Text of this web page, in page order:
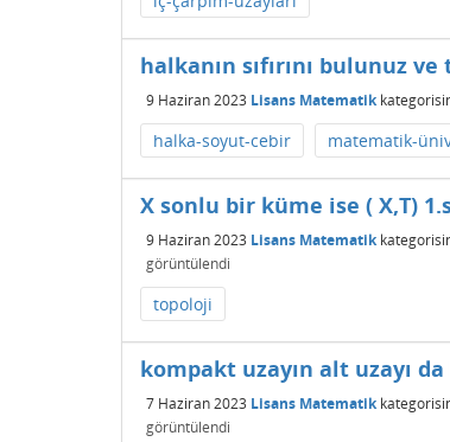
halkanın sıfırını bulunuz
9 Haziran 2023 Lisans Matematik
halka-soyut-cebir matematik-
X sonlu bir küme ise ( X,T)
9 Haziran 2023 Lisans Matematik
görüntülendi
topoloji
kompakt uzayın alt uzayı
7 Haziran 2023 Lisans Matematik
görüntülendi